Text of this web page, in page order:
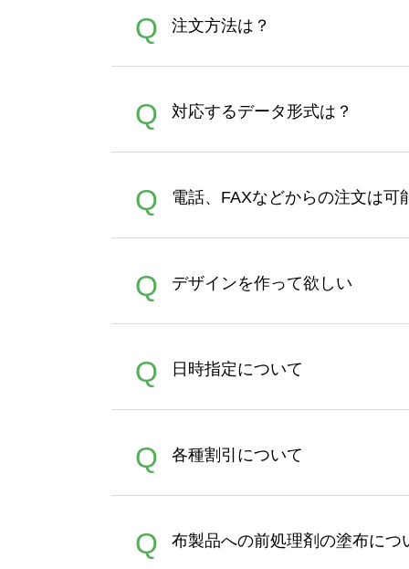
Q 注文方法は？
A
す。 30枚以上やシルク印刷な
さい。製作する数量が多けれ
Q 対応するデータ形式は？
A
ズは、20MBです。デジカメ
Illustratorからの直接入稿には
Q 電話、FAXなどからの注文は可
A
バッグコンシェルやタンブラ
Q デザインを作って欲しい
A
ン作成のお手伝いをすること
合は、デザインツールをご利
Q 日時指定について
A
者にご連絡いただき調整をお
Q 各種割引について
A
ポイントとして付与され、次
Q 布製品への前処理剤の塗布につ